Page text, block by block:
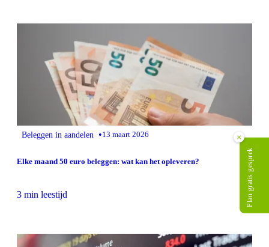
Beleggen in aandelen •13 maart 2026
Elke maand 50 euro beleggen: wat kan het opleveren?
3 min leestijd
×
Plan gratis gesprek